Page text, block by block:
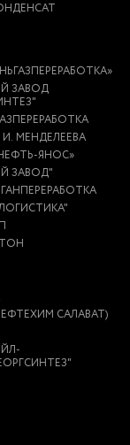
ЗАВОД
МЕНДЕЛЕЕВА
ЯНОС»
ЗАВОД"
САЛАВАТ)